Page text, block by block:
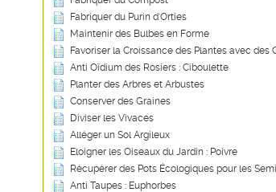
Fabriquer du Purin d'Orties
Maintenir des Bulbes en Forme
Favoriser la Croissance des Plantes avec des
Anti Oïdium des Rosiers : Ciboulette
Planter des Arbres et Arbustes
Conserver des Graines
Diviser les Vivaces
Alléger un Sol Argileux
Eloigner les Oiseaux du Jardin : Poivre
Récupérer des Pots Écologiques pour les
Anti Taupes : Euphorbes